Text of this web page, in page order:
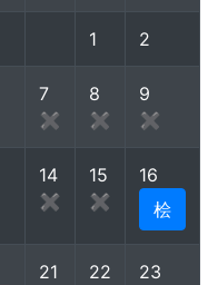
1 2
7
✖
8
✖
9
✖
14
✖
15
✖
16
桧
21
22
23